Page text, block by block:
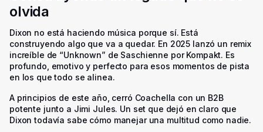
olvida
Dixon no está haciendo música porque sí. Está
construyendo algo que va a quedar. En 2025 lanzó un remix
increíble de “Unknown” de Saschienne por Kompakt. Es
profundo, emotivo y perfecto para esos momentos de pista
en los que todo se alinea.
A principios de este año, cerró Coachella con un B2B
potente junto a Jimi Jules. Un set que dejó en claro que
Dixon todavía sabe cómo manejar una multitud como nadie.